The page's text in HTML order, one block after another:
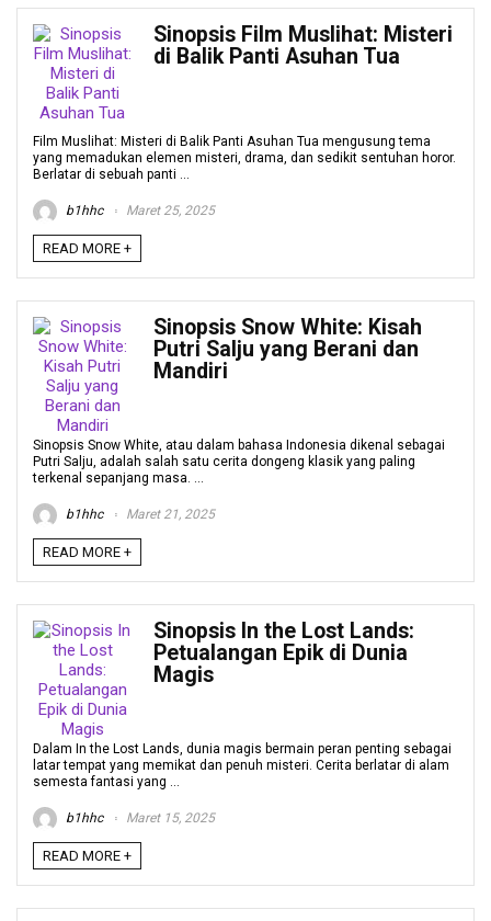
Sinopsis Film Muslihat: Misteri
di Balik Panti Asuhan Tua
Film Muslihat: Misteri di Balik Panti Asuhan Tua mengusung tema
yang memadukan elemen misteri, drama, dan sedikit sentuhan horor.
Berlatar di sebuah panti ...
b1hhc Maret 25, 2025
READ MORE +
Sinopsis Snow White: Kisah
Putri Salju yang Berani dan
Mandiri
Sinopsis Snow White, atau dalam bahasa Indonesia dikenal sebagai
Putri Salju, adalah salah satu cerita dongeng klasik yang paling
terkenal sepanjang masa. ...
b1hhc Maret 21, 2025
READ MORE +
Sinopsis In the Lost Lands:
Petualangan Epik di Dunia
Magis
Dalam In the Lost Lands, dunia magis bermain peran penting sebagai
latar tempat yang memikat dan penuh misteri. Cerita berlatar di alam
semesta fantasi yang ...
b1hhc Maret 15, 2025
READ MORE +